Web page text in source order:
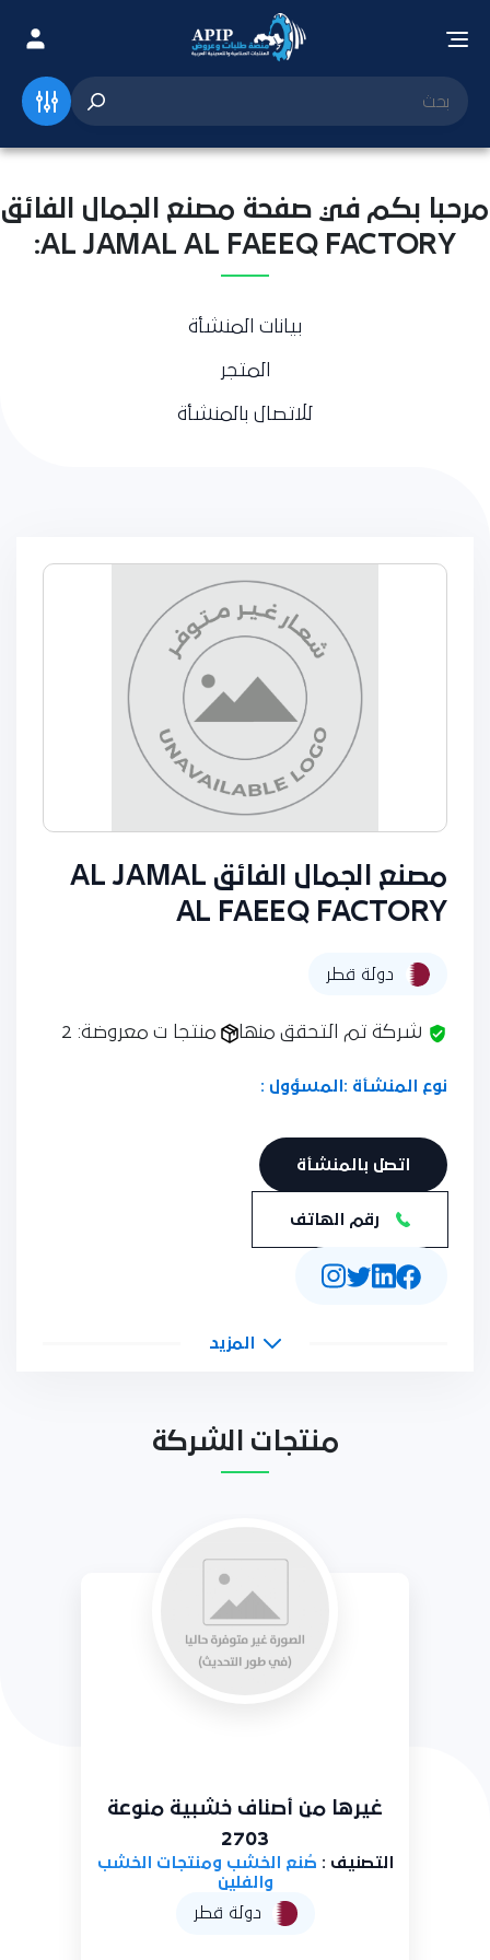
مرحبا بكم في صفحة مصنع الجمال الفائق
AL JAMAL AL FAEEQ FACTORY:
بيانات المنشأة
المتجر
للاتصال بالمنشأة
مصنع الجمال الفائق AL JAMAL
AL FAEEQ FACTORY
دولة قطر
شركة تم التحقق منها منتجا ت معروضة: 2
نوع المنشأة : المسؤول :
اتصل بالمنشأة
رقم الهاتف
المزيد
منتجات الشركة
صناديق عادية وصناديق صغيرة
للتعبئة والنقل من خشب 2704
التصنيف : صُنع الخشب ومنتجات الخشب
والفلين
دولة قطر